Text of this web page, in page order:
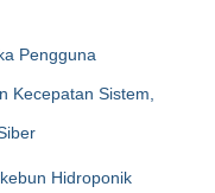
Pengguna
Kecepatan Sistem,
Hidroponik